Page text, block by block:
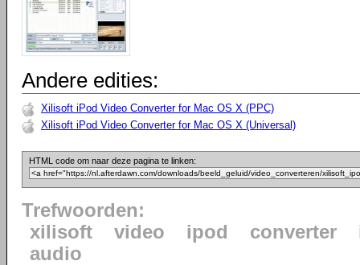
Andere edities:
Xilisoft iPod Video Converter for Mac OS X (PPC)
Xilisoft iPod Video Converter for Mac OS X (Universal)
HTML code om naar deze pagina te linken:
Trefwoorden:
xilisoft
video ipod converter
audio